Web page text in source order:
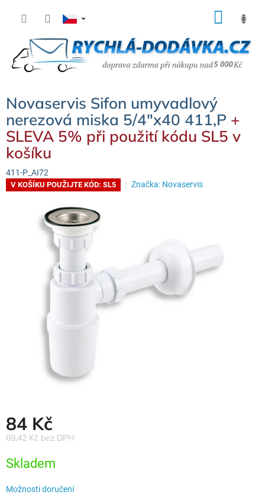
Novaservis Sifon umyvadlový
nerezová miska 5/4"x40 411,P +
SLEVA 5% při použití kódu SL5 v
košíku
411-P_AI72
V KOŠÍKU POUŽIJTE KÓD: SL5 Značka: Novaservis
84 Kč
69,42 Kč bez DPH
cena:
Skladem
Možnosti doručení